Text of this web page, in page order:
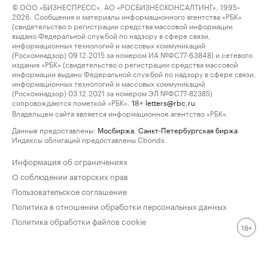
© ООО «БИЗНЕСПРЕСС», АО «РОСБИЗНЕСКОНСАЛТИНГ», 1995–
2026. Сообщения и материалы информационного агентства «РБК»
(свидетельство о регистрации средства массовой информации
выдано Федеральной службой по надзору в сфере связи,
информационных технологий и массовых коммуникаций
(Роскомнадзор) 09.12.2015 за номером ИА №ФС77-63848) и сетевого
издания «РБК» (свидетельство о регистрации средства массовой
информации выдано Федеральной службой по надзору в сфере связи,
информационных технологий и массовых коммуникаций
(Роскомнадзор) 03.12.2021 за номером ЭЛ №ФС77-82385)
сопровождаются пометкой «РБК».
18+ letters@rbc.ru
Владельцем сайта является информационное агентство «РБК».
Данные предоставлены: Мосбиржа Санкт-Петербургская биржа
Индексы облигаций предоставлены Cbonds.
Информация об ограничениях
О соблюдении авторских прав
Пользовательское соглашение
Политика в отношении обработки персональных данных
Политика обработки файлов cookie
18+